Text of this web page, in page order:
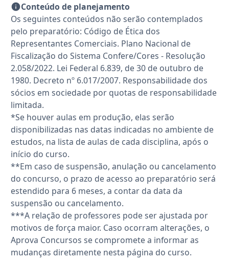
Conteúdo de planejamento
Os seguintes conteúdos não serão contemplados
pelo preparatório: Código de Ética dos
Representantes Comerciais. Plano Nacional de
Fiscalização do Sistema Confere/Cores - Resolução
2.058/2022. Lei Federal 6.839, de 30 de outubro de
1980. Decreto nº 6.017/2007. Responsabilidade dos
sócios em sociedade por quotas de responsabilidade
limitada.
*Se houver aulas em produção, elas serão
disponibilizadas nas datas indicadas no ambiente de
estudos, na lista de aulas de cada disciplina, após o
início do curso.
**Em caso de suspensão, anulação ou cancelamento
do concurso, o prazo de acesso ao preparatório será
estendido para 6 meses, a contar da data da
suspensão ou cancelamento.
***A relação de professores pode ser ajustada por
motivos de força maior. Caso ocorram alterações, o
Aprova Concursos se compromete a informar as
mudanças diretamente nesta página do curso.